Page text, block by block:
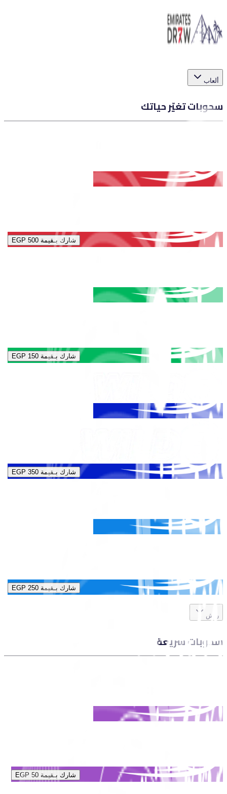
ألعاب
سحوبات تغيّر حياتك
شارك بـقيمة EGP 500
شارك بـقيمة EGP 150
شارك بـقيمة EGP 350
شارك بـقيمة EGP 250
راش
سحوبات سريعة
شارك بـقيمة EGP 50